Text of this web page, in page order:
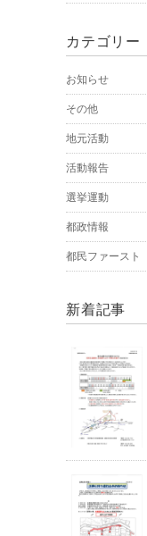
カテゴリー
お知らせ
その他
地元活動
活動報告
選挙運動
都政情報
都民ファースト
新着記事